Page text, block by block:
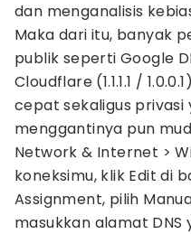
dan menganalisis
Maka dari itu, banyak
publik seperti Google
Cloudflare (1.1.1.1 /
cepat sekaligus
menggantinya pun
Network & Internet >
koneksimu, klik Edit di
Assignment, pilih
masukkan alamat DNS